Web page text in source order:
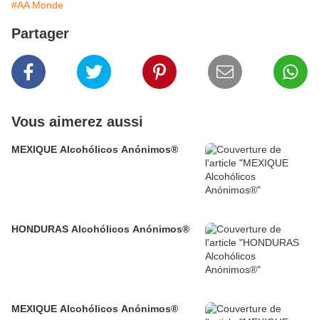
#AA Monde
Partager
Vous aimerez aussi
MEXIQUE Alcohólicos Anónimos®
HONDURAS Alcohólicos Anónimos®
MEXIQUE Alcohólicos Anónimos®